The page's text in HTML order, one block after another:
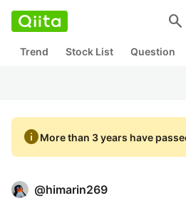
search
Trend Stock List Question
infoMore than 3 years have
@himarin269